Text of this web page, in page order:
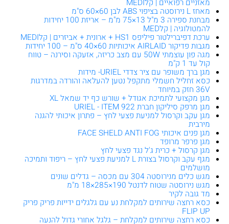
מאזניים רפואיים | קלMEDI
מאחז L נירוסטה בציפוי ABS לבן 60×60 ס"מ
מבחנת ספירה 3 מ"ל 13×75 מ"מ – אריזת 100 יחידות
להמטולוגיה | קלMED
ערכת דפיברילטור פיליפס HS1 + ארונית + אביזרים | קלMEDI
מגבות פדיקור AIRLAID איכותיות 60×40 ס"מ – 100 יחידות
מגה פון עוצמתי 50W עם מצב כריזה, אזעקה וסירנה – טווח
קול עד 1 ק"מ
מגן ברך משופר עם ציר צדדי URIEL- מידות
כסא זחליל חשמלי מתקפל נטען להעלאה והורדה במדרגות
36V חזק במיוחד
מגן מקצועי לתמיכת אגודל + שורש כף יד שמאל XL
מגן מרפק סיליקון חברת URIEL - ITEM 922
מגן עקב וקרסול למניעת פצעי לחץ – פתרון איכותי להגנה
מירבית
מגן פנים איכותי FACE SHELD ANTI FOG
מגן פרפר מרופד
מגן קרסול + כרית ג'ל נגד פצעי לחץ
מגף עקב וקרסול בצורת L למניעת פצעי לחץ – ריפוד ותמיכה
מושלמים
מגש כלים מנירוסטה 304 עם מכסה – גדלים שונים
מגש נירוסטה שטוח לדנטל 190×285×18 מ"מ
מד גובה לקיר
כסא רחצה שירותים למקלחת נע עם גלגלים ידייות פריק פריק
FLIP UP
כסא רחצה שירותים למקלחת – גלגל אחורי גדול להנעה